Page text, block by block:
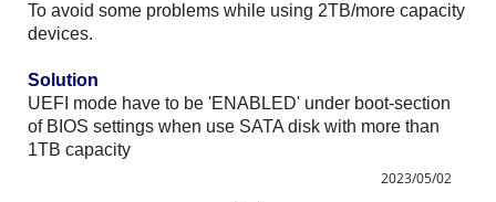
To avoid some problems while using 2TB/more capacity
devices.
Solution
UEFI mode have to be 'ENABLED' under boot-section
of BIOS settings when use SATA disk with more than
1TB capacity
2023/05/02